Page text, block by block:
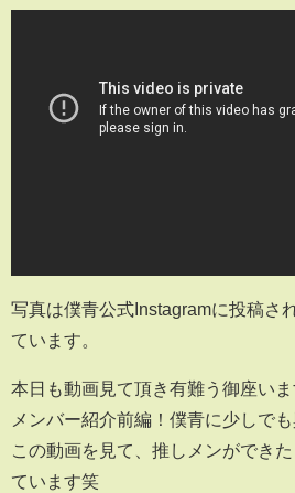
写真は僕青公式Instagramに投稿さ
ています。
本日も動画見て頂き有難う御座いま
メンバー紹介前編！僕青に少しで
この動画を見て、推しメンができ
ています笑